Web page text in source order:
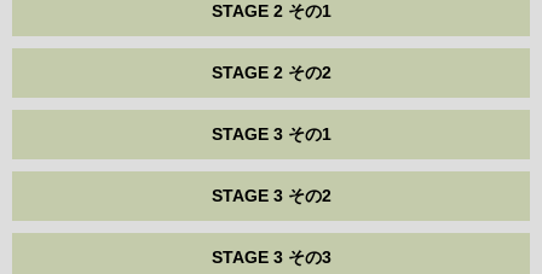
STAGE 2 その1
STAGE 2 その2
STAGE 3 その1
STAGE 3 その2
STAGE 3 その3